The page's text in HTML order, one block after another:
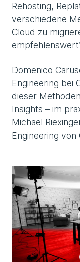
Rehosting,
verschiedene
Cloud zu
Domenico
Engineering bei
dieser
Insights – im
Michael
Engineering von